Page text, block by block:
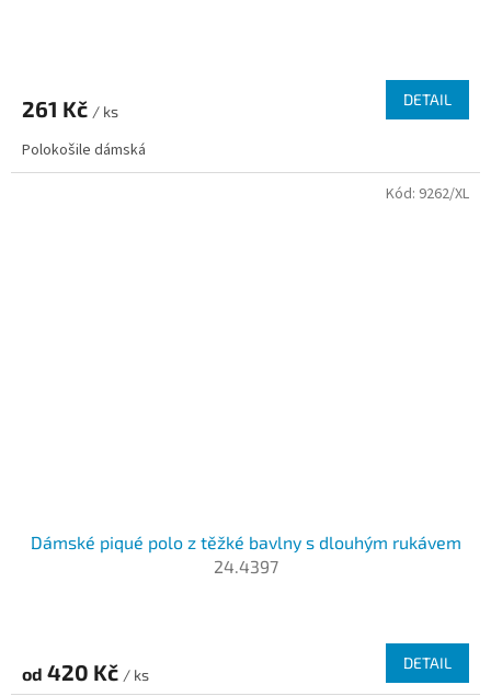
261 Kč / ks
DETAIL
Polokošile dámská
Dámské piqué polo z těžké bavlny s dlouhým rukávem
24.4397
od 420 Kč / ks
DETAIL
Kód: 9262/XL